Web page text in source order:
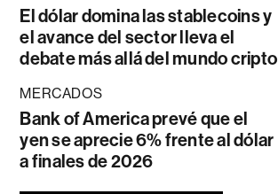
El dólar domina las stablecoins y
el avance del sector lleva el
debate más allá del mundo cripto
MERCADOS
Bank of America prevé que el
yen se aprecie 6% frente al dólar
a finales de 2026